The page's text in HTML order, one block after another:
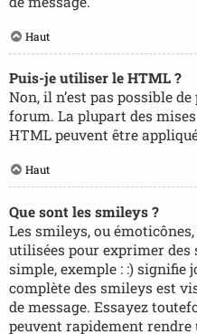
Haut
Puis-je utiliser le HTML ?
Non, il n’est pas possible
forum. La plupart des
HTML peuvent être
Haut
Que sont les smileys ?
Les smileys, ou
utilisées pour exprimer des
simple, exemple : :) signifie
complète des smileys est
de message. Essayez
peuvent rapidement